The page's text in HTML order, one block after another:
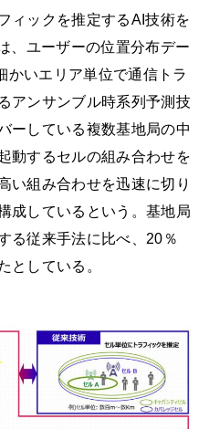
ィックを推定するAI技術を
、ユーザーの位置分布デー
かいエリア単位で通信トラ
アンサンブル時系列予測技
ーしている複数基地局の中
動するセルの組み合わせを
い組み合わせを迅速に切り
成しているという。基地局
る従来手法に比べ、20％
としている。